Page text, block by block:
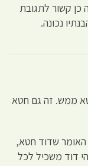
כן קשור לתגובת
נכונה.
ממש. זה גם חטא
האומר שדוד חטא,
דוד משכיל לכל